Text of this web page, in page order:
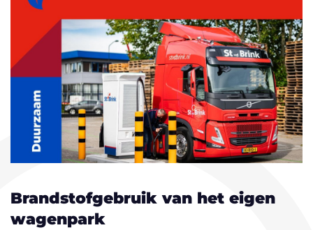
Brandstofgebruik van het eigen
wagenpark